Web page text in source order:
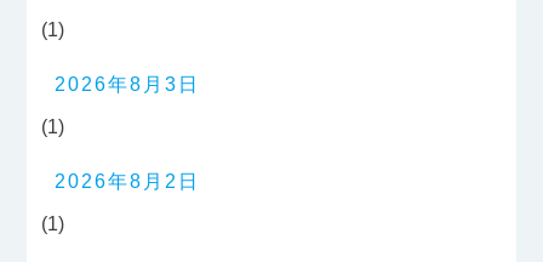
(1)
2026年8月3日
(1)
2026年8月2日
(1)